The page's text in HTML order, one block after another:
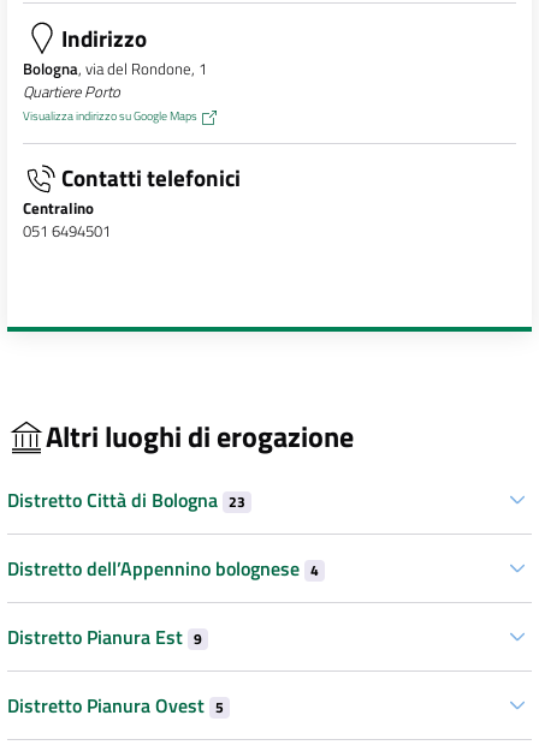
Indirizzo
Bologna, via del Rondone, 1
Quartiere Porto
Visualizza indirizzo su Google Maps
Contatti telefonici
Centralino
051 6494501
Altri luoghi di erogazione
Distretto Città di Bologna 23
Distretto dell’Appennino bolognese 4
Distretto Pianura Est 9
Distretto Pianura Ovest 5